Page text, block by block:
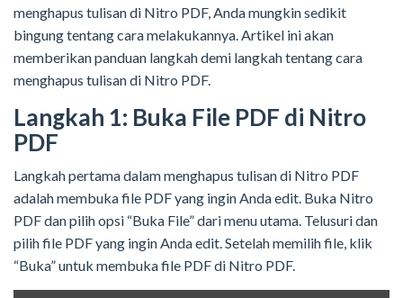
menghapus tulisan di Nitro PDF, Anda mungkin sedikit
bingung tentang cara melakukannya. Artikel ini akan
memberikan panduan langkah demi langkah tentang cara
menghapus tulisan di Nitro PDF.
Langkah 1: Buka File PDF di Nitro
PDF
Langkah pertama dalam menghapus tulisan di Nitro PDF
adalah membuka file PDF yang ingin Anda edit. Buka Nitro
PDF dan pilih opsi “Buka File” dari menu utama. Telusuri dan
pilih file PDF yang ingin Anda edit. Setelah memilih file, klik
“Buka” untuk membuka file PDF di Nitro PDF.